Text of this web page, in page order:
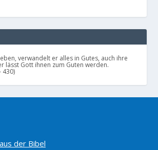
verwandelt er alles in Gutes, auch ihre
lässt Gott ihnen zum Guten werden.
430)
der Bibel